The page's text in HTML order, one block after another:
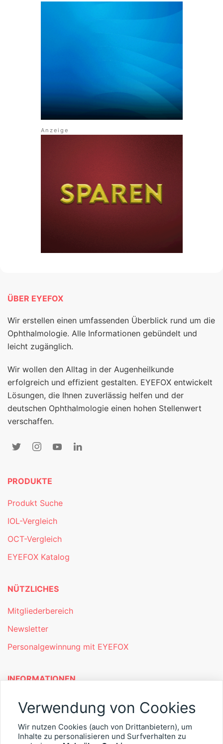
ÜBER EYEFOX
Wir erstellen einen umfassenden Überblick rund um die
Ophthalmologie. Alle Informationen gebündelt und
leicht zugänglich.
Wir wollen den Alltag in der Augenheilkunde
erfolgreich und effizient gestalten. EYEFOX entwickelt
Lösungen, die Ihnen zuverlässig helfen und der
deutschen Ophthalmologie einen hohen Stellenwert
verschaffen.
PRODUKTE
Produkt Suche
IOL-Vergleich
OCT-Vergleich
EYEFOX Katalog
NÜTZLICHES
Mitgliederbereich
Newsletter
Personalgewinnung mit EYEFOX
INFORMATIONEN
Was ist EYEFOX – Ihre Möglichkeiten
Kontakt
Verwendung von Cookies
Wir nutzen Cookies (auch von Drittanbietern), um
Inhalte zu personalisieren und Surfverhalten zu